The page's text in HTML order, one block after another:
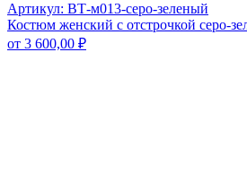
Артикул: ВТ-м013-серо-зеленый
Костюм женский с отстрочкой серо-
от 3 600,00 ₽